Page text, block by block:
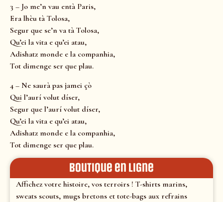
3 – Jo me’n vau entà Paris,
Era lhèu tà Tolosa,
Segur que se’n va tà Tolosa,
Qu’ei la vita e qu’ei atau,
Adishatz monde e la companhia,
Tot dimenge ser que plau.
4 – Ne saurà pas jamei çò
Qui l’aurí volut díser,
Segur que l’aurí volut díser,
Qu’ei la vita e qu’ei atau,
Adishatz monde e la companhia,
Tot dimenge ser que plau.
Boutique en ligne
Affichez votre histoire, vos terroirs ! T-shirts marins,
sweats scouts, mugs bretons et tote-bags aux refrains